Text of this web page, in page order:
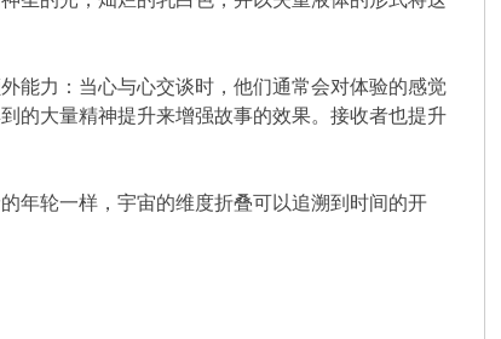
能力：当心与心交谈时，他们通常会对体验的感觉
的大量精神提升来增强故事的效果。接收者也提升
年轮一样，宇宙的维度折叠可以追溯到时间的开